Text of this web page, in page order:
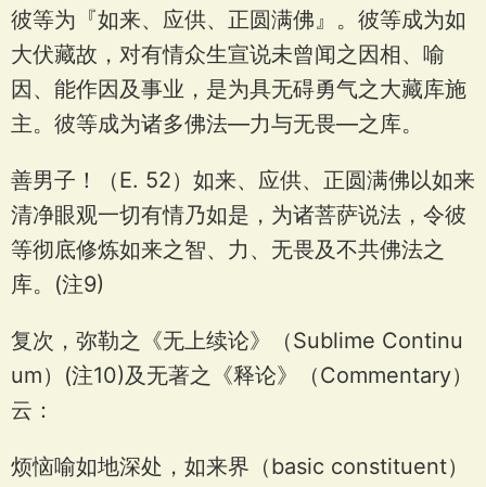
彼等为『如来、应供、正圆满佛』。彼等成为如
大伏藏故，对有情众生宣说未曾闻之因相、喻
因、能作因及事业，是为具无碍勇气之大藏库施
主。彼等成为诸多佛法—力与无畏—之库。
善男子！（E. 52）如来、应供、正圆满佛以如来
清净眼观一切有情乃如是，为诸菩萨说法，令彼
等彻底修炼如来之智、力、无畏及不共佛法之
库。(注9)
复次，弥勒之《无上续论》（Sublime Continu
um）(注10)及无著之《释论》（Commentary）
云：
烦恼喻如地深处，如来界（basic constituent）